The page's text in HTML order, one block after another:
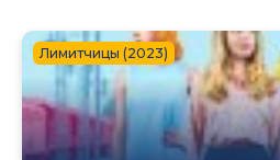
Лимитчицы (2023)